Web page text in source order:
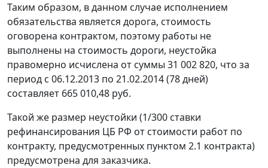
Таким образом, в данном случае исполнением
обязательства является дорога, стоимость
оговорена контрактом, поэтому работы не
выполнены на стоимость дороги, неустойка
правомерно исчислена от суммы 31 002 820, что за
период с 06.12.2013 по 21.02.2014 (78 дней)
составляет 665 010,48 руб.
Такой же размер неустойки (1/300 ставки
рефинансирования ЦБ РФ от стоимости работ по
контракту, предусмотренных пунктом 2.1 контракта)
предусмотрена для заказчика.